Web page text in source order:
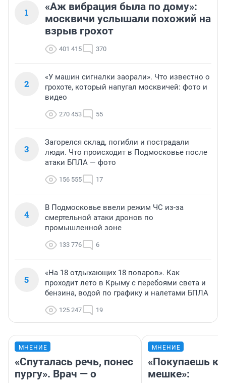
1
«Аж вибрация была по дому»:
москвичи услышали похожий на
взрыв грохот
401 415 370
2
«У машин сигналки заорали». Что известно о
грохоте, который напугал москвичей: фото и
видео
270 453 55
3
Загорелся склад, погибли и пострадали
люди. Что происходит в Подмосковье после
атаки БПЛА — фото
156 555 17
4
В Подмосковье ввели режим ЧС из-за
смертельной атаки дронов по
промышленной зоне
133 776 6
5
«На 18 отдыхающих 18 поваров». Как
проходит лето в Крыму с перебоями света и
бензина, водой по графику и налетами БПЛА
125 247 19
МНЕНИЕ
«Спуталась речь, понес
пургу». Врач — о
МНЕНИЕ
«Покупаешь
мешке»: